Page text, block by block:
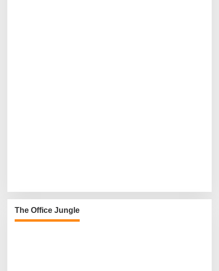
The Office Jungle